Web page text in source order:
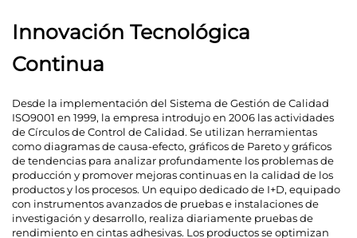
Innovación Tecnológica
Continua
Desde la implementación del Sistema de Gestión de Calidad
ISO9001 en 1999, la empresa introdujo en 2006 las actividades
de Círculos de Control de Calidad. Se utilizan herramientas
como diagramas de causa-efecto, gráficos de Pareto y gráficos
de tendencias para analizar profundamente los problemas de
producción y promover mejoras continuas en la calidad de los
productos y los procesos. Un equipo dedicado de I+D, equipado
con instrumentos avanzados de pruebas e instalaciones de
investigación y desarrollo, realiza diariamente pruebas de
rendimiento en cintas adhesivas. Los productos se optimizan